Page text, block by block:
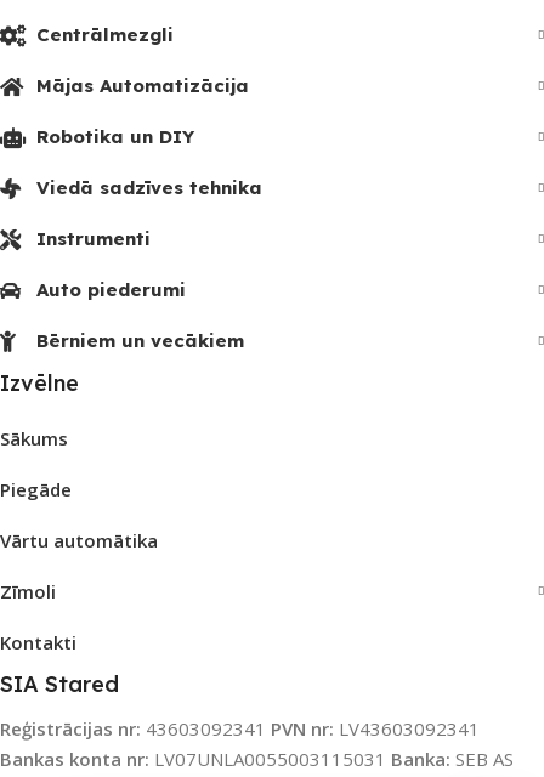
Centrālmezgli
Mājas Automatizācija
Robotika un DIY
Viedā sadzīves tehnika
Instrumenti
Auto piederumi
Bērniem un vecākiem
Izvēlne
Sākums
Piegāde
Vārtu automātika
Zīmoli
Kontakti
SIA Stared
Reģistrācijas nr: 43603092341 PVN nr: LV43603092341
Bankas konta nr: LV07UNLA0055003115031 Banka: SEB AS